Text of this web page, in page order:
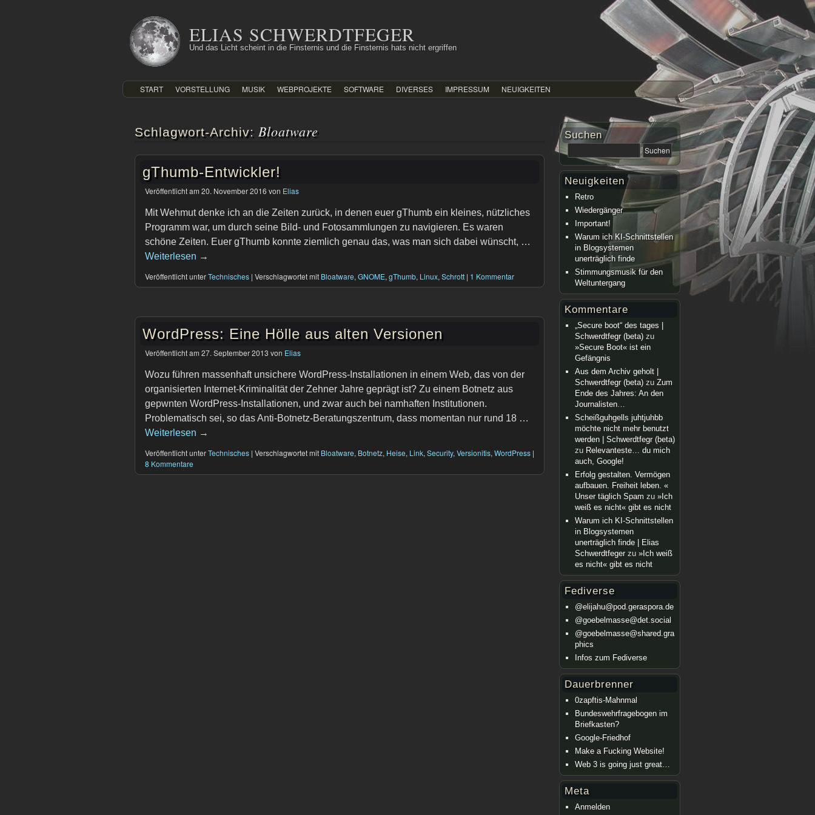
Inhalt
springen
ELIAS SCHWERDTFEGER
Und das Licht scheint in die Finsternis und die Finsternis hats nicht ergriffen
START VORSTELLUNG MUSIK WEBPROJEKTE SOFTWARE DIVERSES IMPRESSUM NEUIGKEITEN
Schlagwort-Archiv: Bloatware
gThumb-Entwickler!
Veröffentlicht am 20. November 2016 von Elias
Mit Wehmut denke ich an die Zeiten zurück, in denen euer gThumb ein kleines, nützliches
Programm war, um durch seine Bild- und Fotosammlungen zu navigieren. Es waren
schöne Zeiten. Euer gThumb konnte ziemlich genau das, was man sich dabei wünscht, …
Weiterlesen →
Veröffentlicht unterTechnisches | Verschlagwortet mit Bloatware, GNOME, gThumb, Linux, Schrott | 1 Kommentar
WordPress: Eine Hölle aus alten Versionen
Veröffentlicht am 27. September 2013 von Elias
Wozu führen massenhaft unsichere WordPress-Installationen in einem Web, das von der
organisierten Internet-Kriminalität der Zehner Jahre geprägt ist? Zu einem Botnetz aus
gepwnten WordPress-Installationen, und zwar auch bei namhaften Institutionen.
Problematisch sei, so das Anti-Botnetz-Beratungszentrum, dass momentan nur rund 18 …
Weiterlesen →
Veröffentlicht unterTechnisches | Verschlagwortet mit Bloatware, Botnetz, Heise, Link, Security, Versionitis, WordPress |
8 Kommentare
Suchen
Neuigkeiten
Retro
Wiedergänger
Important!
Warum ich KI-Schnittstellen
in Blogsystemen
unerträglich finde
Stimmungsmusik für den
Weltuntergang
Kommentare
„Secure boot“ des tages |
Schwerdtfegr (beta)zu
»Secure Boot« ist ein
Gefängnis
Aus dem Archiv geholt |
Schwerdtfegr (beta)zu Zum
Ende des Jahres: An den
Journalisten…
Scheißguhgells juhtjuhbb
möchte nicht mehr benutzt
werden | Schwerdtfegr (beta)
zu Relevanteste… du mich
auch, Google!
Erfolg gestalten. Vermögen
aufbauen. Freiheit leben. «
Unser täglich Spam zu »Ich
weiß es nicht« gibt es nicht
Warum ich KI-Schnittstellen
in Blogsystemen
unerträglich finde | Elias
Schwerdtfegerzu »Ich weiß
es nicht« gibt es nicht
Fediverse
@elijahu@pod.geraspora.de
@goebelmasse@det.social
@goebelmasse@shared.gra
phics
Infos zum Fediverse
Dauerbrenner
0zapftis-Mahnmal
Bundeswehrfragebogen im
Briefkasten?
Google-Friedhof
Make a Fucking Website!
Web 3 is going just great…
Meta
Anmelden